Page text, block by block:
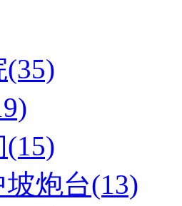
(35)
炮台(13)